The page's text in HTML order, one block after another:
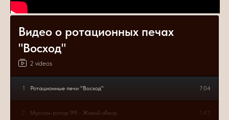
Видео о ротационных печах
"Восход"
2 videos
1 Ротационные печи "Восход" 7:04
2 Муссон-ротор 99 - Живой обзор 1:43